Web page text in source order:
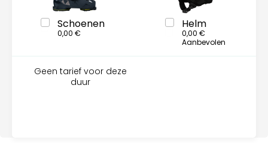
Schoenen
0,00 €
Helm
0,00 €
Aanbevolen
Geen tarief voor deze
duur